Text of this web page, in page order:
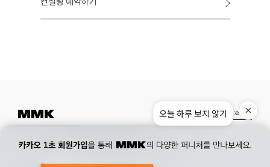
Museum. 02. 777. 5887 Office.02. 777. 5778
177, Duteopbawi-ro, Yongsan-gu, Seoul, Korea
Official : hello@mmk-seoul.com
Instagram Pinterest